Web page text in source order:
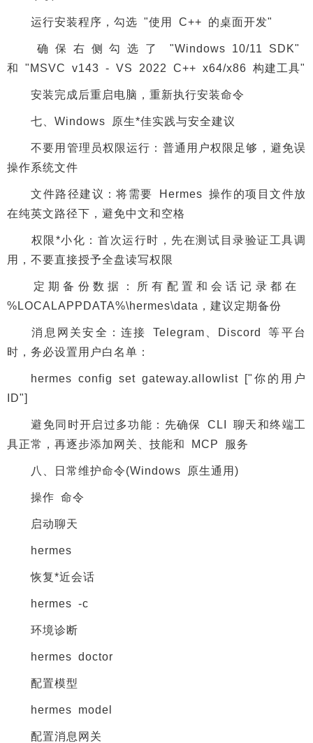
运行安装程序，勾选 "使用 C++ 的桌面开发"
确保右侧勾选了 "Windows 10/11 SDK"
和 "MSVC v143 - VS 2022 C++ x64/x86 构建工具"
安装完成后重启电脑，重新执行安装命令
七、Windows 原生*佳实践与安全建议
不要用管理员权限运行：普通用户权限足够，避免误
操作系统文件
文件路径建议：将需要 Hermes 操作的项目文件放
在纯英文路径下，避免中文和空格
权限*小化：首次运行时，先在测试目录验证工具调
用，不要直接授予全盘读写权限
定期备份数据：所有配置和会话记录都在
%LOCALAPPDATA%\hermes\data，建议定期备份
消息网关安全：连接 Telegram、Discord 等平台
时，务必设置用户白名单：
hermes config set gateway.allowlist ["你的用户
ID"]
避免同时开启过多功能：先确保 CLI 聊天和终端工
具正常，再逐步添加网关、技能和 MCP 服务
八、日常维护命令(Windows 原生通用)
操作 命令
启动聊天
hermes
恢复*近会话
hermes -c
环境诊断
hermes doctor
配置模型
hermes model
配置消息网关